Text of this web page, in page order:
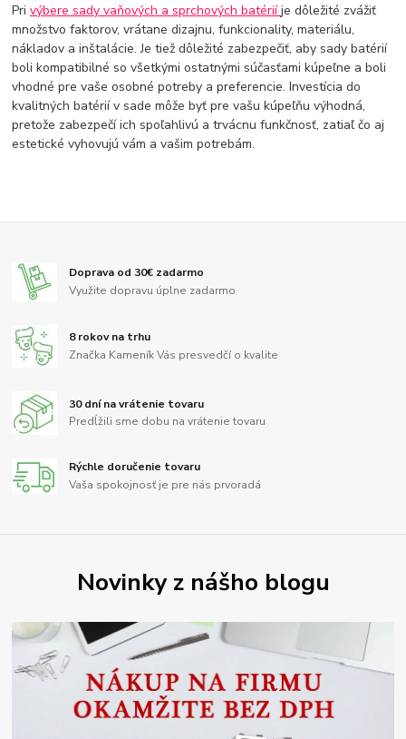
Privýbere sady vaňových a sprchových batériíje dôležité zvážiť
množstvo faktorov, vrátane dizajnu, funkcionality, materiálu,
nákladov a inštalácie. Je tiež dôležité zabezpečiť, aby sady batérií
boli kompatibilné so všetkými ostatnými súčasťami kúpeľne a boli
vhodné pre vaše osobné potreby a preferencie. Investícia do
kvalitných batérií v sade môže byť pre vašu kúpeľňu výhodná,
pretože zabezpečí ich spoľahlivú a trvácnu funkčnosť, zatiaľ čo aj
estetické vyhovujú vám a vašim potrebám.
Doprava od 30€ zadarmo
Využite dopravu úplne zadarmo
8 rokov na trhu
Značka Kameník Vás presvedčí o kvalite
30 dní na vrátenie tovaru
Predĺžili sme dobu na vrátenie tovaru
Rýchle doručenie tovaru
Vaša spokojnosť je pre nás prvoradá
Novinky z nášho blogu